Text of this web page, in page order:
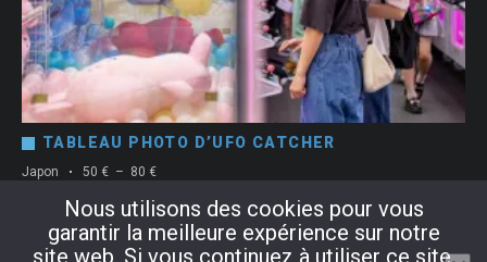
TABLEAU PHOTO D’UFO CATCHER
Japon
Choix des options
50 € – 80 €Plage
prix :
50 €
Nous utilisons des cookies pour vous
garantir la meilleure expérience sur notre
site web. Si vous continuez à utiliser ce site,